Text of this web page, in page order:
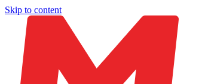
Skip to content